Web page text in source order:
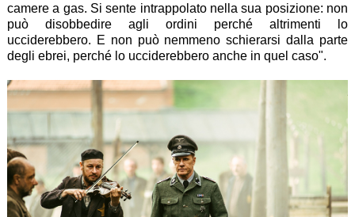
camere a gas. Si sente intrappolato nella sua posizione: non
può disobbedire agli ordini perché altrimenti lo
ucciderebbero. E non può nemmeno schierarsi dalla parte
degli ebrei, perché lo ucciderebbero anche in quel caso".